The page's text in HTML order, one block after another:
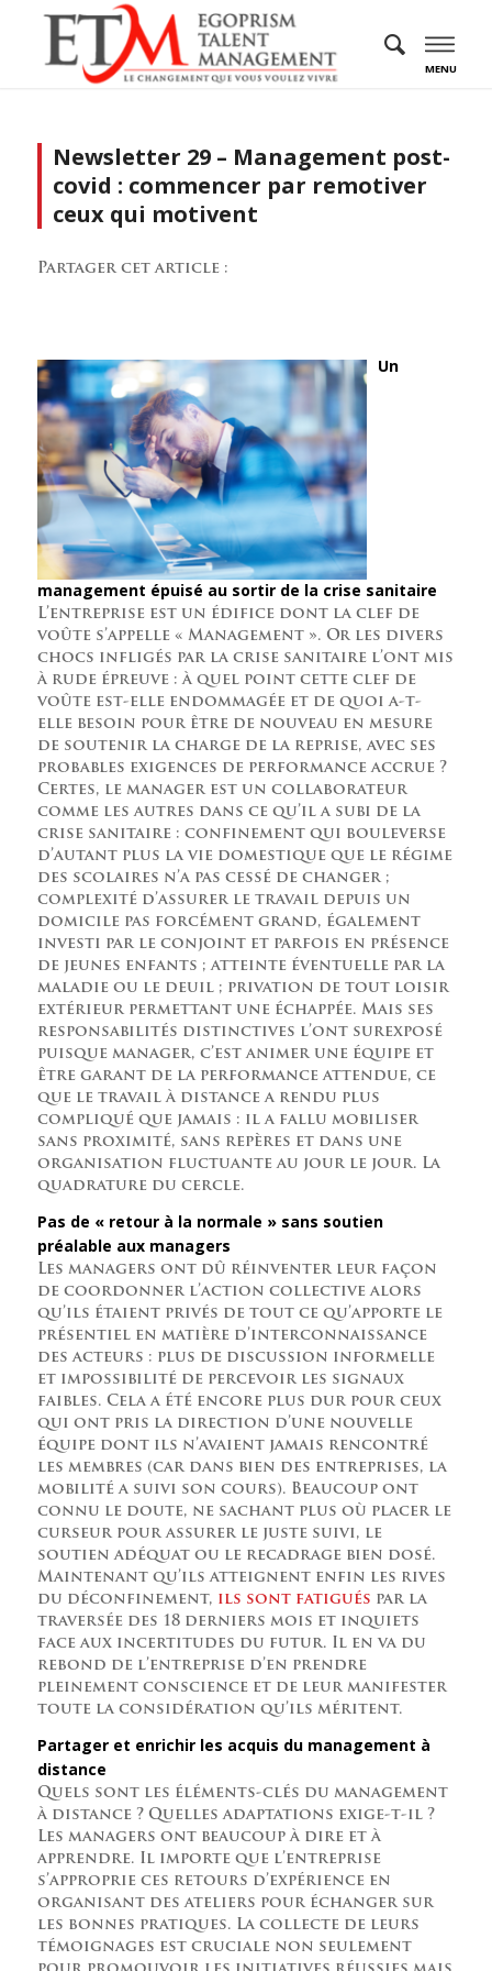
MENU
Newsletter 29 – Management post-
covid : commencer par remotiver
ceux qui motivent
Partager cet article :
Un
management épuisé au sortir de la crise sanitaire
L’entreprise est un édifice dont la clef de
voûte s’appelle « Management ». Or les divers
chocs infligés par la crise sanitaire l’ont mis
à rude épreuve : à quel point cette clef de
voûte est-elle endommagée et de quoi a-t-
elle besoin pour être de nouveau en mesure
de soutenir la charge de la reprise, avec ses
probables exigences de performance accrue ?
Certes, le manager est un collaborateur
comme les autres dans ce qu’il a subi de la
crise sanitaire : confinement qui bouleverse
d’autant plus la vie domestique que le régime
des scolaires n’a pas cessé de changer ;
complexité d’assurer le travail depuis un
domicile pas forcément grand, également
investi par le conjoint et parfois en présence
de jeunes enfants ; atteinte éventuelle par la
maladie ou le deuil ; privation de tout loisir
extérieur permettant une échappée. Mais ses
responsabilités distinctives l’ont surexposé
puisque manager, c’est animer une équipe et
être garant de la performance attendue, ce
que le travail à distance a rendu plus
compliqué que jamais : il a fallu mobiliser
sans proximité, sans repères et dans une
organisation fluctuante au jour le jour. La
quadrature du cercle.
Pas de « retour à la normale » sans soutien
préalable aux managers
Les managers ont dû réinventer leur façon
de coordonner l’action collective alors
qu’ils étaient privés de tout ce qu’apporte le
présentiel en matière d’interconnaissance
des acteurs : plus de discussion informelle
et impossibilité de percevoir les signaux
faibles. Cela a été encore plus dur pour ceux
qui ont pris la direction d’une nouvelle
équipe dont ils n’avaient jamais rencontré
les membres (car dans bien des entreprises, la
mobilité a suivi son cours). Beaucoup ont
connu le doute, ne sachant plus où placer le
curseur pour assurer le juste suivi, le
soutien adéquat ou le recadrage bien dosé.
Maintenant qu’ils atteignent enfin les rives
du déconfinement, ils sont fatigués par la
traversée des 18 derniers mois et inquiets
face aux incertitudes du futur. Il en va du
rebond de l’entreprise d’en prendre
pleinement conscience et de leur manifester
toute la considération qu’ils méritent.
Partager et enrichir les acquis du management à
distance
Quels sont les éléments-clés du management
à distance ? Quelles adaptations exige-t-il ?
Les managers ont beaucoup à dire et à
apprendre. Il importe que l’entreprise
s’approprie ces retours d’expérience en
organisant des ateliers pour échanger sur
les bonnes pratiques. La collecte de leurs
témoignages est cruciale non seulement